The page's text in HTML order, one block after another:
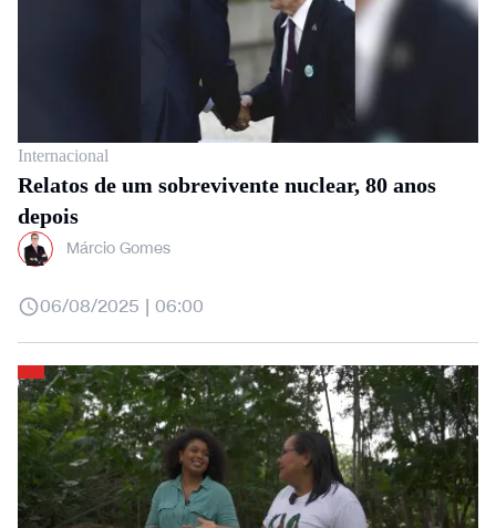
Internacional
Relatos de um sobrevivente nuclear, 80 anos
depois
Márcio Gomes
06/08/2025 | 06:00